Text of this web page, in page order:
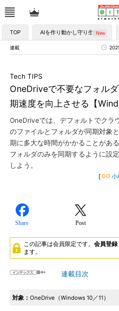
TOP AIを作り動かし守り生かす
連載
OneDriveで不要なフォル
期速度を向上させる【
Tech TIPS
OneDriveでは、デフォルトでクラ
のファイルとフォルダが同期対象
期に多大な時間がかかることがあ
フォルダのみを同期するように設
しよう。
[ 小
Share Post
この記事は会員限定です。 会員登録
ます。
連載目次
対象： OneDrive（Windows 10／11）